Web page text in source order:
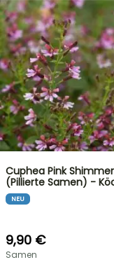
Cuphea Pink Shimmer
(Pillierte Samen) -
NEU
9,90 €
Samen